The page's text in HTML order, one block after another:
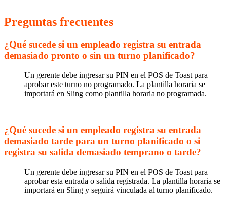
Preguntas frecuentes
¿Qué sucede si un empleado registra su entrada
demasiado pronto o sin un turno planificado?
Un gerente debe ingresar su PIN en el POS de Toast para
aprobar este turno no programado. La plantilla horaria se
importará en Sling como plantilla horaria no programada.
¿Qué sucede si un empleado registra su entrada
demasiado tarde para un turno planificado o si
registra su salida demasiado temprano o tarde?
Un gerente debe ingresar su PIN en el POS de Toast para
aprobar esta entrada o salida registrada. La plantilla horaria se
importará en Sling y seguirá vinculada al turno planificado.